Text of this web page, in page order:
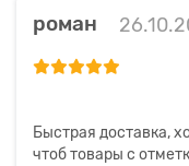
роман
Быстрая доставка,
чтоб товары с